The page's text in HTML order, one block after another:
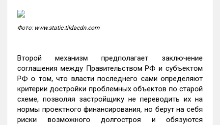
Фото: www.static.tildacdn.com
Второй механизм предполагает заключение
соглашения между Правительством РФ и субъектом
РФ о том, что власти последнего сами определяют
критерии достройки проблемных объектов по старой
схеме, позволяя застройщику не переводить их на
нормы проектного финансирования, но берут на себя
риски возможного долгостроя и обязуются